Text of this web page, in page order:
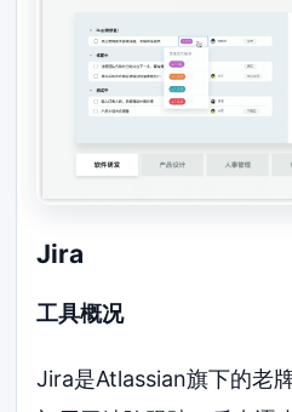
Jira
工具概况
Jira是Atlassian旗下的老